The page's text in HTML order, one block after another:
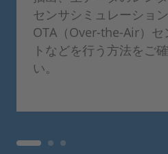
センサシミュレーション
OTA（Over-the-Air）セ
トなどを行う方法をご
い。